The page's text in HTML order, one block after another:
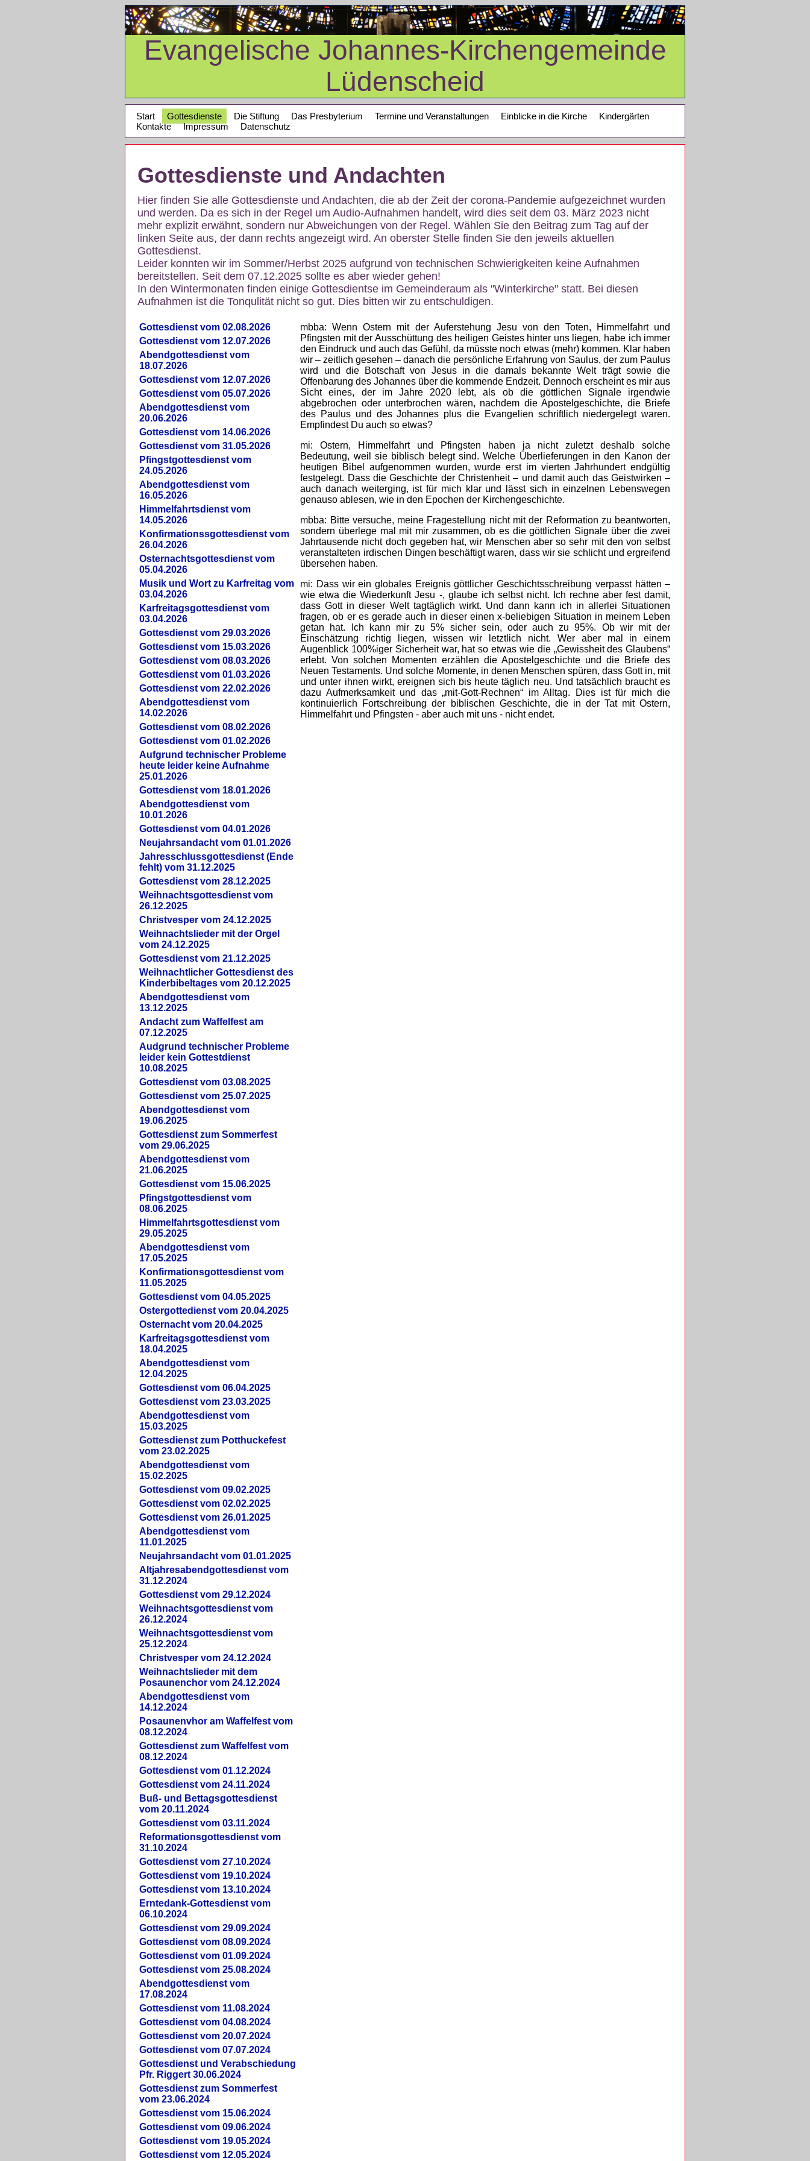
Evangelische Johannes-Kirchengemeinde
Lüdenscheid
Start Gottesdienste Die Stiftung Das Presbyterium Termine und Veranstaltungen Einblicke in die Kirche
Kindergärten
Kontakte
Impressum Datenschutz
Gottesdienste und Andachten
Hier finden Sie alle Gottesdienste und Andachten, die ab der Zeit der corona-Pandemie aufgezeichnet wurden
und werden. Da es sich in der Regel um Audio-Aufnahmen handelt, wird dies seit dem 03. März 2023 nicht
mehr explizit erwähnt, sondern nur Abweichungen von der Regel. Wählen Sie den Beitrag zum Tag auf der
linken Seite aus, der dann rechts angezeigt wird. An oberster Stelle finden Sie den jeweils aktuellen
Gottesdienst.
Leider konnten wir im Sommer/Herbst 2025 aufgrund von technischen Schwierigkeiten keine Aufnahmen
bereitstellen. Seit dem 07.12.2025 sollte es aber wieder gehen!
In den Wintermonaten finden einige Gottesdientse im Gemeinderaum als "Winterkirche" statt. Bei diesen
Aufnahmen ist die Tonqulität nicht so gut. Dies bitten wir zu entschuldigen.
Gottesdienst vom 02.08.2026
Gottesdienst vom 12.07.2026
Abendgottesdienst vom
18.07.2026
Gottesdienst vom 12.07.2026
Gottesdienst vom 05.07.2026
Abendgottesdienst vom
20.06.2026
Gottesdienst vom 14.06.2026
Gottesdienst vom 31.05.2026
Pfingstgottesdienst vom
24.05.2026
Abendgottesdienst vom
16.05.2026
Himmelfahrtsdienst vom
14.05.2026
Konfirmationssgottesdienst vom
26.04.2026
Osternachtsgottesdienst vom
05.04.2026
Musik und Wort zu Karfreitag vom
03.04.2026
Karfreitagsgottesdienst vom
03.04.2026
Gottesdienst vom 29.03.2026
Gottesdienst vom 15.03.2026
Gottesdienst vom 08.03.2026
Gottesdienst vom 01.03.2026
Gottesdienst vom 22.02.2026
Abendgottesdienst vom
14.02.2026
Gottesdienst vom 08.02.2026
Gottesdienst vom 01.02.2026
Aufgrund technischer Probleme
heute leider keine Aufnahme
25.01.2026
Gottesdienst vom 18.01.2026
Abendgottesdienst vom
10.01.2026
Gottesdienst vom 04.01.2026
Neujahrsandacht vom 01.01.2026
Jahresschlussgottesdienst (Ende
fehlt) vom 31.12.2025
Gottesdienst vom 28.12.2025
Weihnachtsgottesdienst vom
26.12.2025
Christvesper vom 24.12.2025
Weihnachtslieder mit der Orgel
vom 24.12.2025
Gottesdienst vom 21.12.2025
Weihnachtlicher Gottesdienst des
Kinderbibeltages vom 20.12.2025
Abendgottesdienst vom
13.12.2025
Andacht zum Waffelfest am
07.12.2025
Audgrund technischer Probleme
leider kein Gottestdienst
10.08.2025
Gottesdienst vom 03.08.2025
Gottesdienst vom 25.07.2025
Abendgottesdienst vom
19.06.2025
Gottesdienst zum Sommerfest
vom 29.06.2025
Abendgottesdienst vom
21.06.2025
Gottesdienst vom 15.06.2025
Pfingstgottesdienst vom
08.06.2025
Himmelfahrtsgottesdienst vom
29.05.2025
Abendgottesdienst vom
17.05.2025
Konfirmationsgottesdienst vom
11.05.2025
Gottesdienst vom 04.05.2025
Ostergottedienst vom 20.04.2025
Osternacht vom 20.04.2025
Karfreitagsgottesdienst vom
18.04.2025
Abendgottesdienst vom
12.04.2025
Gottesdienst vom 06.04.2025
Gottesdienst vom 23.03.2025
Abendgottesdienst vom
15.03.2025
Gottesdienst zum Potthuckefest
vom 23.02.2025
Abendgottesdienst vom
15.02.2025
Gottesdienst vom 09.02.2025
Gottesdienst vom 02.02.2025
Gottesdienst vom 26.01.2025
Abendgottesdienst vom
11.01.2025
Neujahrsandacht vom 01.01.2025
Altjahresabendgottesdienst vom
31.12.2024
Gottesdienst vom 29.12.2024
Weihnachtsgottesdienst vom
26.12.2024
Weihnachtsgottesdienst vom
25.12.2024
Christvesper vom 24.12.2024
Weihnachtslieder mit dem
Posaunenchor vom 24.12.2024
Abendgottesdienst vom
14.12.2024
Posaunenvhor am Waffelfest vom
08.12.2024
Gottesdienst zum Waffelfest vom
08.12.2024
Gottesdienst vom 01.12.2024
Gottesdienst vom 24.11.2024
Buß- und Bettagsgottesdienst
vom 20.11.2024
Gottesdienst vom 03.11.2024
Reformationsgottesdienst vom
31.10.2024
Gottesdienst vom 27.10.2024
Gottesdienst vom 19.10.2024
Gottesdienst vom 13.10.2024
Erntedank-Gottesdienst vom
06.10.2024
Gottesdienst vom 29.09.2024
Gottesdienst vom 08.09.2024
Gottesdienst vom 01.09.2024
Gottesdienst vom 25.08.2024
Abendgottesdienst vom
17.08.2024
Gottesdienst vom 11.08.2024
Gottesdienst vom 04.08.2024
Gottesdienst vom 20.07.2024
Gottesdienst vom 07.07.2024
Gottesdienst und Verabschiedung
Pfr. Riggert 30.06.2024
Gottesdienst zum Sommerfest
vom 23.06.2024
Gottesdienst vom 15.06.2024
Gottesdienst vom 09.06.2024
Gottesdienst vom 19.05.2024
Gottesdienst vom 12.05.2024
mbba: Wenn Ostern mit der Auferstehung Jesu von den Toten, Himmelfahrt und
Pfingsten mit der Ausschüttung des heiligen Geistes hinter uns liegen, habe ich immer
den Eindruck und auch das Gefühl, da müsste noch etwas (mehr) kommen. Klar haben
wir – zeitlich gesehen – danach die persönliche Erfahrung von Saulus, der zum Paulus
wird und die Botschaft von Jesus in die damals bekannte Welt trägt sowie die
Offenbarung des Johannes über die kommende Endzeit. Dennoch erscheint es mir aus
Sicht eines, der im Jahre 2020 lebt, als ob die göttlichen Signale irgendwie
abgebrochen oder unterbrochen wären, nachdem die Apostelgeschichte, die Briefe
des Paulus und des Johannes plus die Evangelien schriftlich niedergelegt waren.
Empfindest Du auch so etwas?
mi: Ostern, Himmelfahrt und Pfingsten haben ja nicht zuletzt deshalb solche
Bedeutung, weil sie biblisch belegt sind. Welche Überlieferungen in den Kanon der
heutigen Bibel aufgenommen wurden, wurde erst im vierten Jahrhundert endgültig
festgelegt. Dass die Geschichte der Christenheit – und damit auch das Geistwirken –
auch danach weiterging, ist für mich klar und lässt sich in einzelnen Lebenswegen
genauso ablesen, wie in den Epochen der Kirchengeschichte.
mbba: Bitte versuche, meine Fragestellung nicht mit der Reformation zu beantworten,
sondern überlege mal mit mir zusammen, ob es die göttlichen Signale über die zwei
Jahrtausende nicht doch gegeben hat, wir Menschen aber so sehr mit den von selbst
veranstalteten irdischen Dingen beschäftigt waren, dass wir sie schlicht und ergreifend
übersehen haben.
mi: Dass wir ein globales Ereignis göttlicher Geschichtsschreibung verpasst hätten –
wie etwa die Wiederkunft Jesu -, glaube ich selbst nicht. Ich rechne aber fest damit,
dass Gott in dieser Welt tagtäglich wirkt. Und dann kann ich in allerlei Situationen
fragen, ob er es gerade auch in dieser einen x-beliebigen Situation in meinem Leben
getan hat. Ich kann mir zu 5% sicher sein, oder auch zu 95%. Ob wir mit der
Einschätzung richtig liegen, wissen wir letztlich nicht. Wer aber mal in einem
Augenblick 100%iger Sicherheit war, hat so etwas wie die „Gewissheit des Glaubens“
erlebt. Von solchen Momenten erzählen die Apostelgeschichte und die Briefe des
Neuen Testaments. Und solche Momente, in denen Menschen spüren, dass Gott in, mit
und unter ihnen wirkt, ereignen sich bis heute täglich neu. Und tatsächlich braucht es
dazu Aufmerksamkeit und das „mit-Gott-Rechnen“ im Alltag. Dies ist für mich die
kontinuierlich Fortschreibung der biblischen Geschichte, die in der Tat mit Ostern,
Himmelfahrt und Pfingsten - aber auch mit uns - nicht endet.